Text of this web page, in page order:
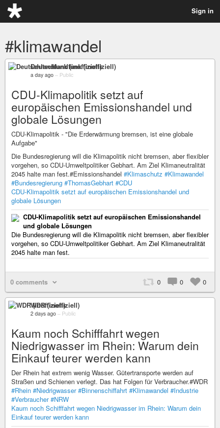
Sign in
#klimawandel
Deutschlandfunk (inoffiziell)
a day ago – Public
CDU-Klimapolitik setzt auf
europäischen Emissionshandel und
globale Lösungen
CDU-Klimapolitik - "Die Erderwärmung bremsen, ist eine globale
Aufgabe"
Die Bundesregierung will die Klimapolitik nicht bremsen, aber flexibler
vorgehen, so CDU-Umweltpolitiker Gebhart. Am Ziel Klimaneutralität
2045 halte man fest.#Emissionshandel #Klimaschutz #Klimawandel
#Bundesregierung #ThomasGebhart #CDU
CDU-Klimapolitik setzt auf europäischen Emissionshandel und
globale Lösungen
CDU-Klimapolitik setzt auf europäischen Emissionshandel
und globale Lösungen
Die Bundesregierung will die Klimapolitik nicht bremsen, aber flexibler
vorgehen, so CDU-Umweltpolitiker Gebhart. Am Ziel Klimaneutralität
2045 halte man fest.
0 comments 0 0 0
WDR (inoffiziell)
2 days ago – Public
Kaum noch Schifffahrt wegen
Niedrigwasser im Rhein: Warum dein
Einkauf teurer werden kann
Der Rhein hat extrem wenig Wasser. Gütertransporte werden auf
Straßen und Schienen verlegt. Das hat Folgen für Verbraucher.#WDR
#Rhein #Niedrigwasser #Binnenschiffahrt #Klimawandel #Industrie
#Verbraucher #NRW
Kaum noch Schifffahrt wegen Niedrigwasser im Rhein: Warum dein
Einkauf teurer werden kann